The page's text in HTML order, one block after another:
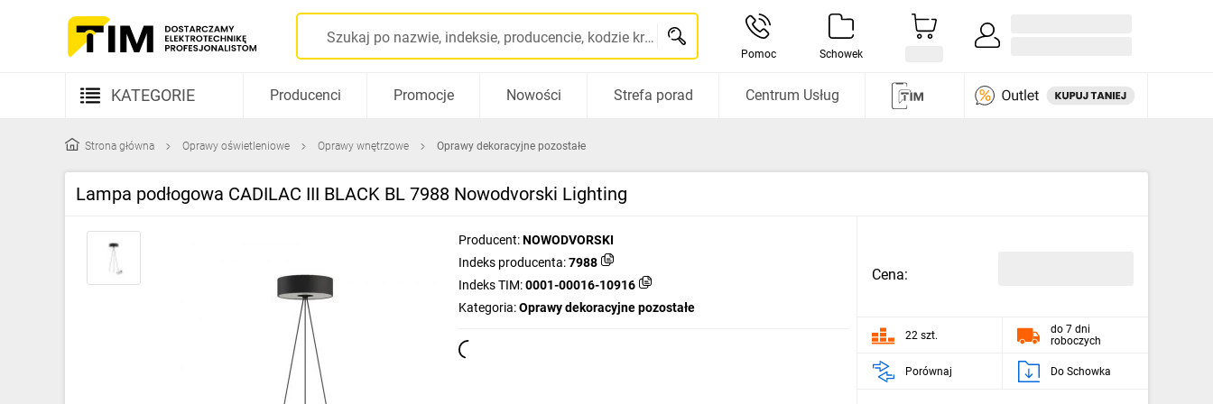
Szukaj po nazwie, indeksie, producencie, kodzie kreskowym...
Pomoc Schowek
KATEGORIE
Kable i przewody
Rozdzielnice i obudowy
Elementy prowadzenia kabli
Producenci Promocje Nowości Strefa porad Centrum Usług
Strona główna Oprawy oświetleniowe Oprawy wnętrzowe Oprawy dekoracyjne pozostałe
Lampa podłogowa CADILAC III BLACK BL 7988 Nowodvorski Lighting
Producent:NOWODVORSKI
Indeks producenta:7988
Indeks TIM:0001-00016-10916
Kategoria:Oprawy dekoracyjne pozostałe
Cena:
22 szt.
do 7 dni
roboczych
Porównaj Do Schowka